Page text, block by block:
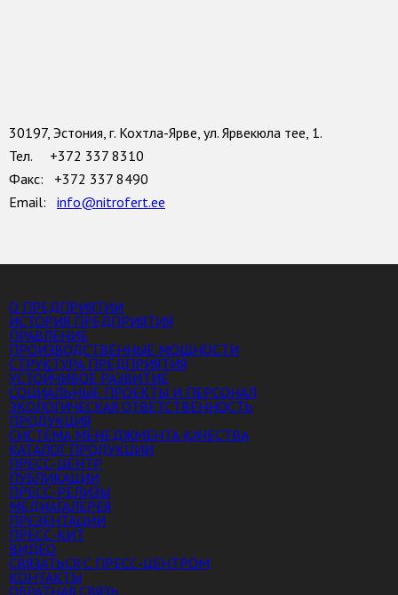
30197, Эстония, г. Кохтла-Ярве, ул. Ярвекюла тее, 1.
Тел. +372 337 8310
Факс: +372 337 8490
Email: info@nitrofert.ee
О ПРЕДПРИЯТИИ
ИСТОРИЯ ПРЕДПРИЯТИЯ
ПРАВЛЕНИЕ
ПРОИЗВОДСТВЕННЫЕ МОЩНОСТИ
СТРУКТУРА ПРЕДПРИЯТИЯ
УСТОЙЧИВОЕ РАЗВИТИЕ
СОЦИАЛЬНЫЕ ПРОЕКТЫ И ПЕРСОНАЛ
ЭКОЛОГИЧЕСКАЯ ОТВЕТСТВЕННОСТЬ
ПРОДУКЦИЯ
СИСТЕМА МЕНЕДЖМЕНТА КАЧЕСТВА
КАТАЛОГ ПРОДУКЦИИ
ПРЕСС-ЦЕНТР
ПУБЛИКАЦИИ
ПРЕСС-РЕЛИЗЫ
МЕДИАГАЛЕРЕЯ
ПРЕЗЕНТАЦИИ
ПРЕСС-КИТ
ВИДЕО
СВЯЗАТЬСЯ С ПРЕСС-ЦЕНТРОМ
КОНТАКТЫ
ОБРАТНАЯ СВЯЗЬ